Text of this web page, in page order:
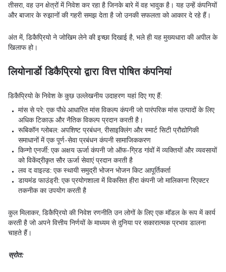
तीसरा, वह उन क्षेत्रों में निवेश कर रहा है जिनके बारे में वह भावुक है। यह उन्हें कंपनियों
और बाजार के रुझानों की गहरी समझ देता है जो उनकी सफलता को आकार दे रहे हैं।
अंत में, डिकैप्रियो ने जोखिम लेने की इच्छा दिखाई है, भले ही यह मुख्यधारा की अपील के
खिलाफ हो।
लियोनार्डो डिकैप्रियो द्वारा वित्त पोषित कंपनियां
डिकैप्रियो के निवेश के कुछ उल्लेखनीय उदाहरण यहां दिए गए हैं:
मांस से परे: एक पौधे आधारित मांस विकल्प कंपनी जो पारंपरिक मांस उत्पादों के लिए
अधिक टिकाऊ और नैतिक विकल्प प्रदान करती है।
रूबिकॉन ग्लोबल: अपशिष्ट प्रबंधन, रीसाइक्लिंग और स्मार्ट सिटी प्रौद्योगिकी
समाधानों में एक पूर्ण-सेवा प्रबंधन कंपनी सामाजिककरण
किन्गो एनर्जी: एक अक्षय ऊर्जा कंपनी जो ऑफ-ग्रिड गांवों में व्यक्तियों और व्यवसायों
को विकेंद्रीकृत सौर ऊर्जा सेवाएं प्रदान करती है
लव द वाइल्ड: एक स्थायी समुद्री भोजन भोजन किट आपूर्तिकर्ता
डायमंड फाउंड्री: एक प्रयोगशाला में विकसित हीरा कंपनी जो मालिकाना रिएक्टर
तकनीक का उपयोग करती है
कुल मिलाकर, डिकैप्रियो की निवेश रणनीति उन लोगों के लिए एक मॉडल के रूप में कार्य
करती है जो अपने वित्तीय निर्णयों के माध्यम से दुनिया पर सकारात्मक प्रभाव डालना
चाहते हैं।
स्रोत: